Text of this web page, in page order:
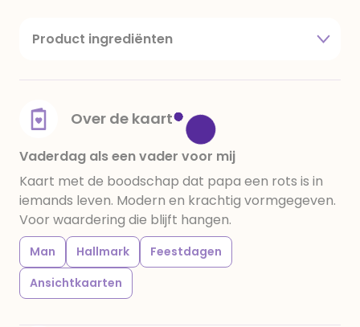
Product ingrediënten
amandelen,cacaomassa, emulgator (sojalecithine),
voedingszuur: citroenzuur E 330, verdikkingsmiddel
E415, water, bevochtigingsmiddel E422, emulgator:
E433, kleurstoffen: E102, E110, E122: kan de activiteit en
concentratie van kinderen negatief beïnvloeden,
E133, E151. Chocolade bevat ten minste 34%
cacaobestanddelen. Kan sporen van gluten
bevatten. Koel en droog bewaren.
Over de kaart
Vaderdag als een vader voor mij
Kaart met de boodschap dat papa een rots is in
iemands leven. Modern en krachtig vormgegeven.
Voor waardering die blijft hangen.
Man Hallmark
Feestdagen
Ansichtkaarten